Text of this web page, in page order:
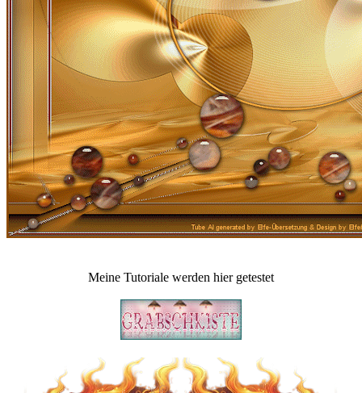
Meine Tutoriale werden hier getestet